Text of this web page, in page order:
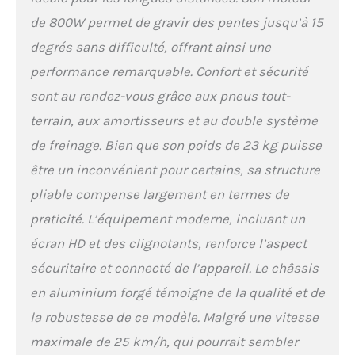
résistance, le cadre allie
légèreté et solidité pour un
une durabilité accrue au
quotidien. 【Double
système de freinage et
suspension améliorée】Le
système de freinage
garantit une réponse
rapide, améliorant la
amortisseurs avant et
arrière absorbent
vibrations de la route,
assurant une stabilité et
large plateforme
antidérapante renforce le
de 800W permet de gravir des pentes jusqu’à 15
degrés sans difficulté, offrant ainsi une
performance remarquable. Confort et sécurité
sont au rendez-vous grâce aux pneus tout-
terrain, aux amortisseurs et au double système
de freinage. Bien que son poids de 23 kg puisse
être un inconvénient pour certains, sa structure
pliable compense largement en termes de
praticité. L’équipement moderne, incluant un
écran HD et des clignotants, renforce l’aspect
sécuritaire et connecté de l’appareil. Le châssis
en aluminium forgé témoigne de la qualité et de
la robustesse de ce modèle. Malgré une vitesse
maximale de 25 km/h, qui pourrait sembler